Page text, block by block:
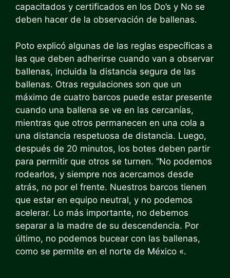
capacitados y certificados en los Do’s y No se
deben hacer de la observación de ballenas.
Poto explicó algunas de las reglas específicas a
las que deben adherirse cuando van a observar
ballenas, incluida la distancia segura de las
ballenas. Otras regulaciones son que un
máximo de cuatro barcos puede estar presente
cuando una ballena se ve en las cercanías,
mientras que otros permanecen en una cola a
una distancia respetuosa de distancia. Luego,
después de 20 minutos, los botes deben partir
para permitir que otros se turnen. “No podemos
rodearlos, y siempre nos acercamos desde
atrás, no por el frente. Nuestros barcos tienen
que estar en equipo neutral, y no podemos
acelerar. Lo más importante, no debemos
separar a la madre de su descendencia. Por
último, no podemos bucear con las ballenas,
como se permite en el norte de México «.